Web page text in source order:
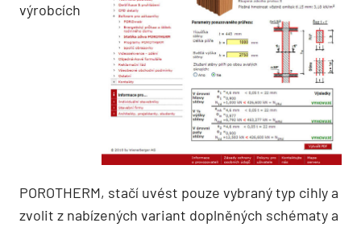
výrobcích
POROTHERM, stačí uvést pouze vybraný typ cihly a
zvolit z nabízených variant doplněných schématy a